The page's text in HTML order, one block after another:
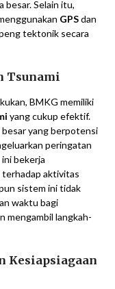
besar. Selain itu,
GPSdan
tektonik secara
Tsunami
BMKG memiliki
yang cukup efektif.
besar yang berpotensi
peringatan
bekerja
aktivitas
sistem ini tidak
waktu bagi
mengambil langkah-
Kesiapsiagaan